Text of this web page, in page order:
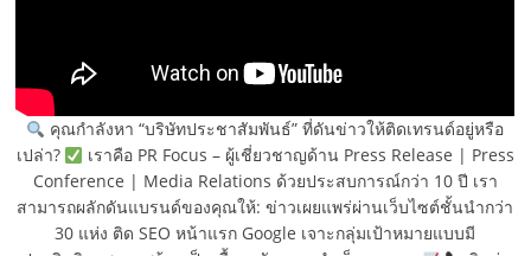
คุณกำลังหา “บริษัทประชาสัมพันธ์” ที่ดันข่าวให้ติดเทรนด์อยู่หรือ
เปล่า?
เราคือ PR Focus – ผู้เชี่ยวชาญด้าน Press Release | Press
Conference | Media Relations ด้วยประสบการณ์กว่า 10 ปี เรา
สามารถผลักดันแบรนด์ของคุณให้: ข่าวเผยแพร่ผ่านเว็บไซต์ชั้นนำกว่า
30 แห่ง ติด SEO หน้าแรก Google เจาะกลุ่มเป้าหมายแบบมี